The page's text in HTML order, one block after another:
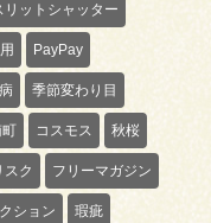
リットシャッター
PayPay
季節変わり目
町 コスモス 秋桜
スク フリーマガジン
ション 瑕疵